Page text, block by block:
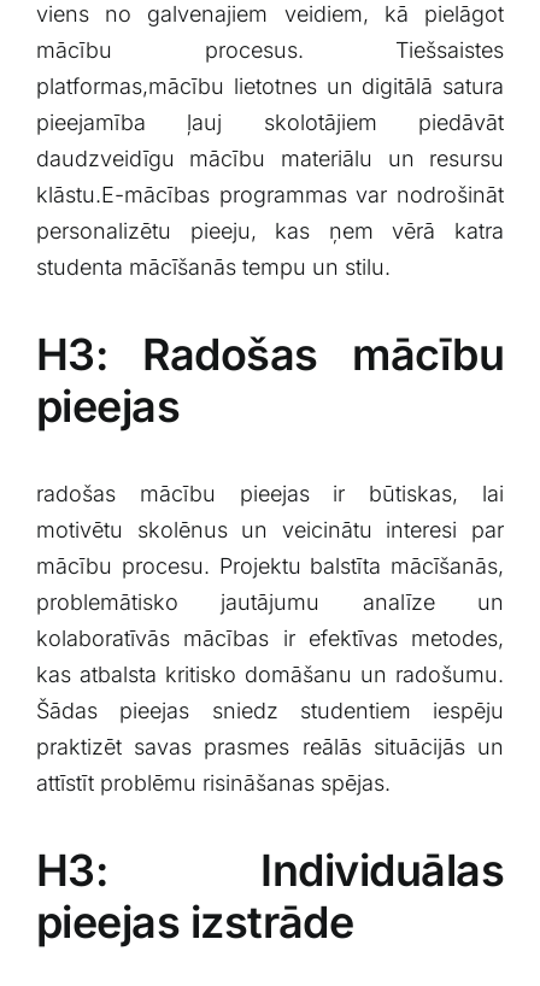
viens ⁤no galvenajiem veidiem, ‌kā pielāgot
mācību procesus. Tiešsaistes
platformas,mācību lietotnes un digitālā ⁣satura
⁢pieejamība⁣ ļauj skolotājiem ⁢piedāvāt
daudzveidīgu mācību materiālu un resursu
klāstu.E-mācības‍ programmas var nodrošināt
personalizētu ⁤pieeju, kas ņem vērā katra
studenta mācīšanās tempu⁤ un stilu.
H3: Radošas ⁢mācību
pieejas
radošas mācību⁣ pieejas ir būtiskas, ‍lai
motivētu skolēnus un veicinātu interesi⁤ par
mācību procesu. ⁣Projektu balstīta‍ mācīšanās,
problemātisko jautājumu analīze⁣ un
kolaboratīvās mācības ir⁣ efektīvas metodes,
kas atbalsta ⁤kritisko domāšanu un ‍radošumu.
Šādas pieejas sniedz ‍studentiem iespēju
praktizēt savas prasmes reālās⁢ situācijās un
⁣attīstīt problēmu risināšanas spējas.
H3: Individuālas
pieejas izstrāde